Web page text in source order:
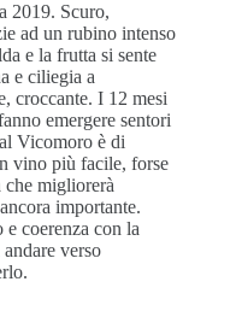
2019. Scuro,
ad un rubino intenso
e la frutta si sente
e ciliegia a
croccante. I 12 mesi
emergere sentori
Vicomoro è di
vino più facile, forse
migliorerà
importante.
coerenza con la
verso